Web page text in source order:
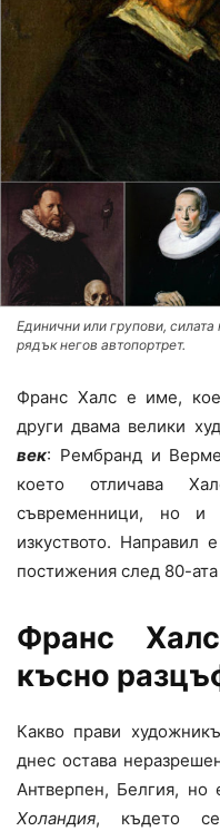
Единични или групови, силата
рядък негов автопортрет.
Франс Халс е име,
други двама велики
век: Рембранд и
което отличава
съвременници, но
изкуството. Направил
постижения след 80-
Франс
късно
Какво прави
днес остава
Антверпен, Белгия, но
Холандия, където